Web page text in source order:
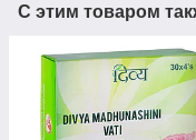
С этим товаром